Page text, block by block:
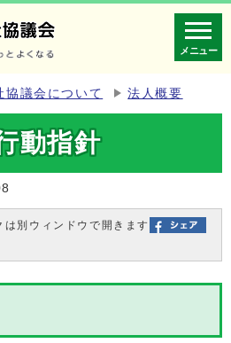
メニュー
協議会について 法人概要
動指針
別ウィンドウで開きます